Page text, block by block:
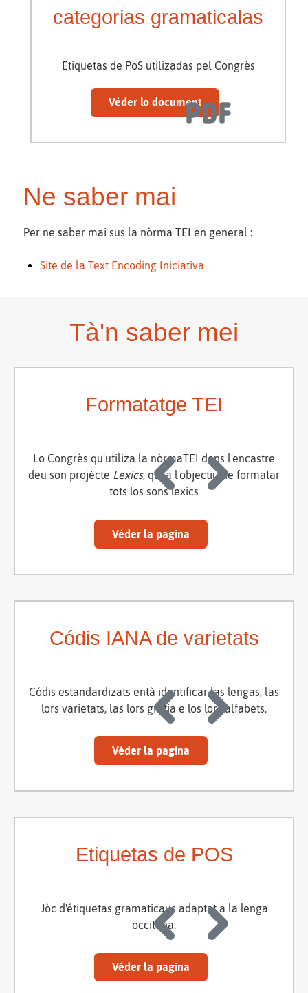
categorias gramaticalas
Etiquetas de PoS utilizadas pel Congrès
Véder lo document
Ne saber mai
Per ne saber mai sus la nòrma TEI en general :
Site de la Text Encoding Iniciativa
Tà'n saber mei
Formatatge TEI
Lo Congrès qu'utiliza la nòrmaTEI dens l'encastre
deu son projècte Lexics, qui a l'objectiu de formatar
tots los sons lexics
Véder la pagina
Códis IANA de varietats
Códis estandardizats entà identificar las lengas, las
lors varietats, las lors grafia e los lors alfabets.
Véder la pagina
Etiquetas de POS
Jòc d'étiquetas gramaticaus adaptat a la lenga
occitana.
Véder la pagina